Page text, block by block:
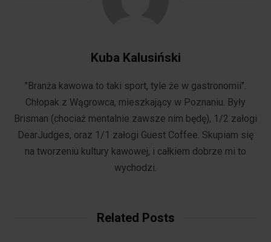
Kuba Kalusiński
"Branża kawowa to taki sport, tyle że w gastronomii".
Chłopak z Wągrowca, mieszkający w Poznaniu. Były
Brisman (chociaż mentalnie zawsze nim będę), 1/2 załogi
DearJudges, oraz 1/1 załogi Guest Coffee. Skupiam się
na tworzeniu kultury kawowej, i całkiem dobrze mi to
wychodzi.
Related Posts